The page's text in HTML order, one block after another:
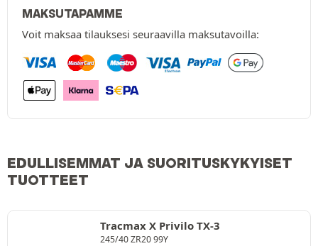
MAKSUTAPAMME
Voit maksaa tilauksesi seuraavilla maksutavoilla:
EDULLISEMMAT JA SUORITUSKYKYISET
TUOTTEET
Tracmax X Privilo TX-3
245/40 ZR20 99Y